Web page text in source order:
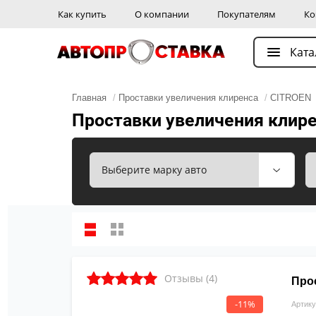
Как купить О компании Покупателям
Главная / Проставки увеличения клиренса / CITROEN
Проставки увеличения
Отзывы (4)
-11%